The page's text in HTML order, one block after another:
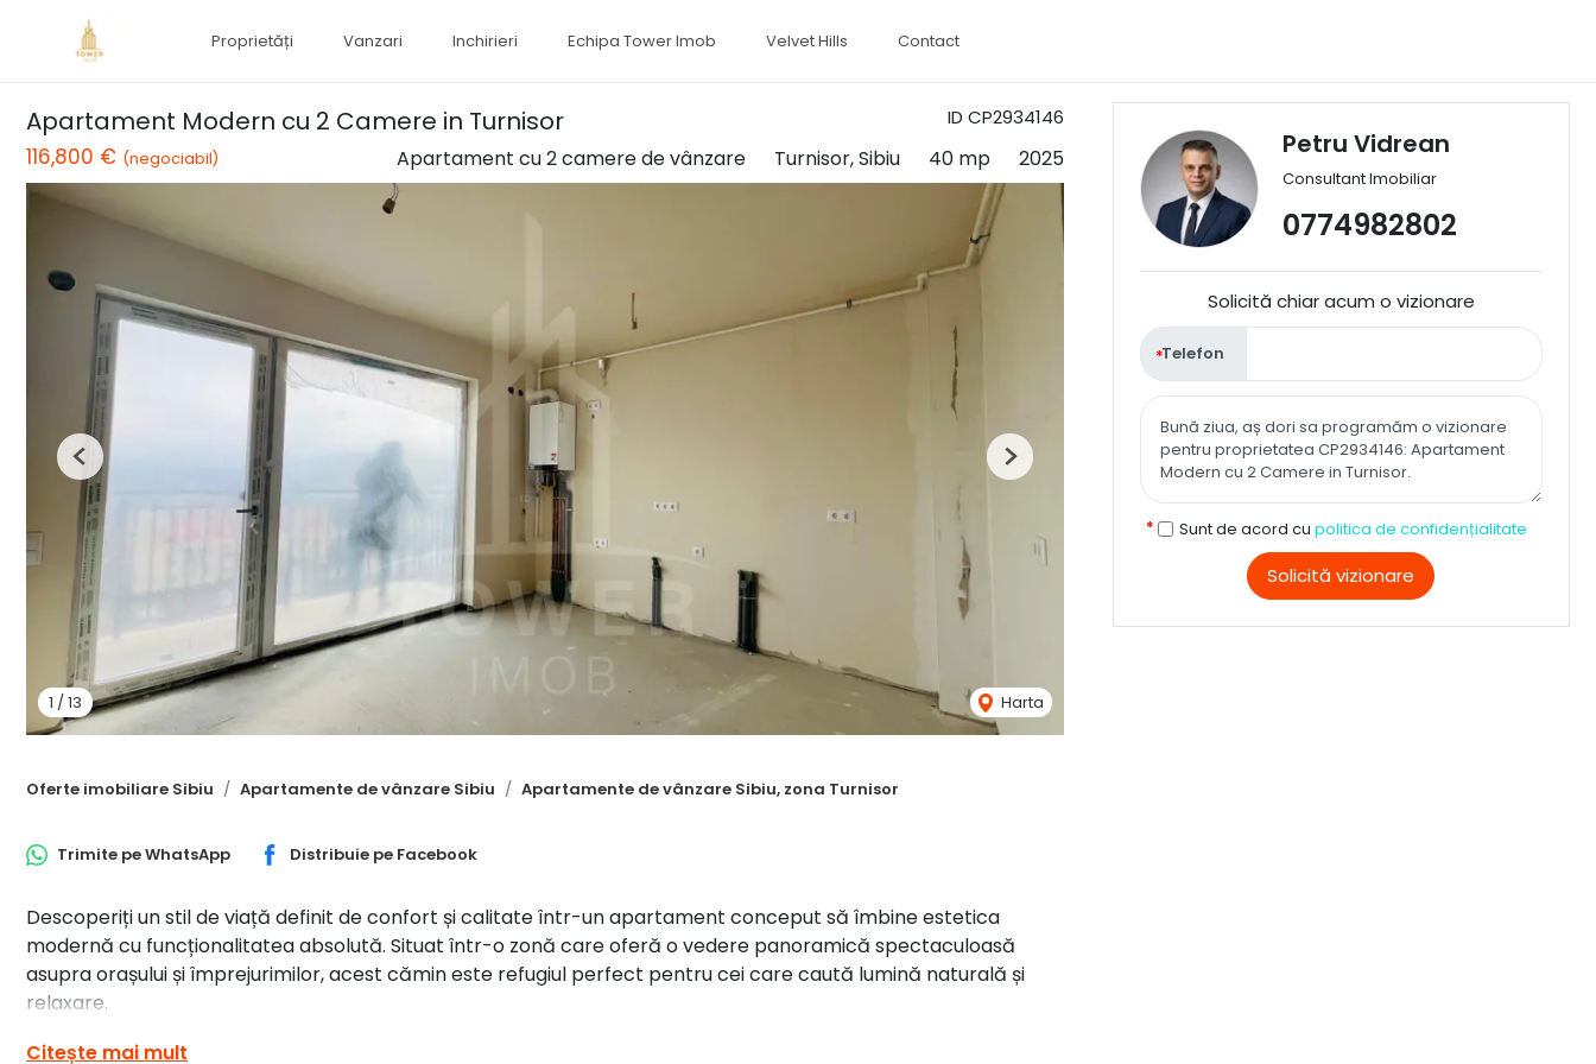
Proprietăți Vanzari Inchirieri Echipa Tower Imob Velvet Hills Contact
ID CP2934146
Apartament Modern cu 2 Camere in Turnisor
116,800 € (negociabil) Apartament cu 2 camere de vânzare Turnisor, Sibiu 40 mp 2025
1 /13 Harta
Previous Next
Oferte imobiliare Sibiu Apartamente de vânzare Sibiu Apartamente de vânzare Sibiu, zona Turnisor
Trimite peWhatsApp Distribuie pe Facebook
Descoperiți un stil de viață definit de confort și calitate într-un apartament conceput să îmbine estetica
modernă cu funcționalitatea absolută. Situat într-o zonă care oferă o vedere panoramică spectaculoasă
asupra orașului și împrejurimilor, acest cămin este refugiul perfect pentru cei care caută lumină naturală și
relaxare.
Citește mai mult
Petru Vidrean
Consultant Imobiliar
0774982802
Solicită chiar acum o vizionare
Telefon
Sunt de acord cu politica de confidențialitate
Solicită vizionare